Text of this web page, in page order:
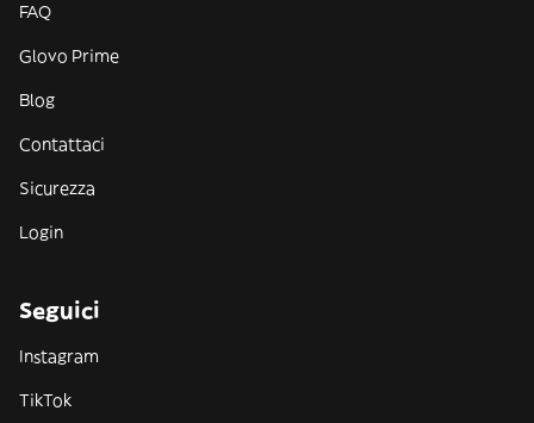
FAQ
Glovo Prime
Blog
Contattaci
Sicurezza
Login
Seguici
Instagram
TikTok